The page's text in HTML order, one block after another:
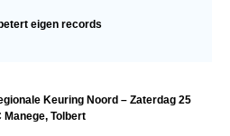
eigen records
Keuring Noord – Zaterdag 25
Manege, Tolbert